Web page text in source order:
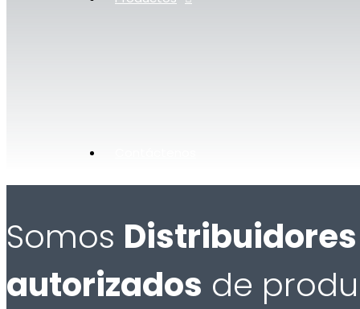
Somos Distribuidores
autorizados de